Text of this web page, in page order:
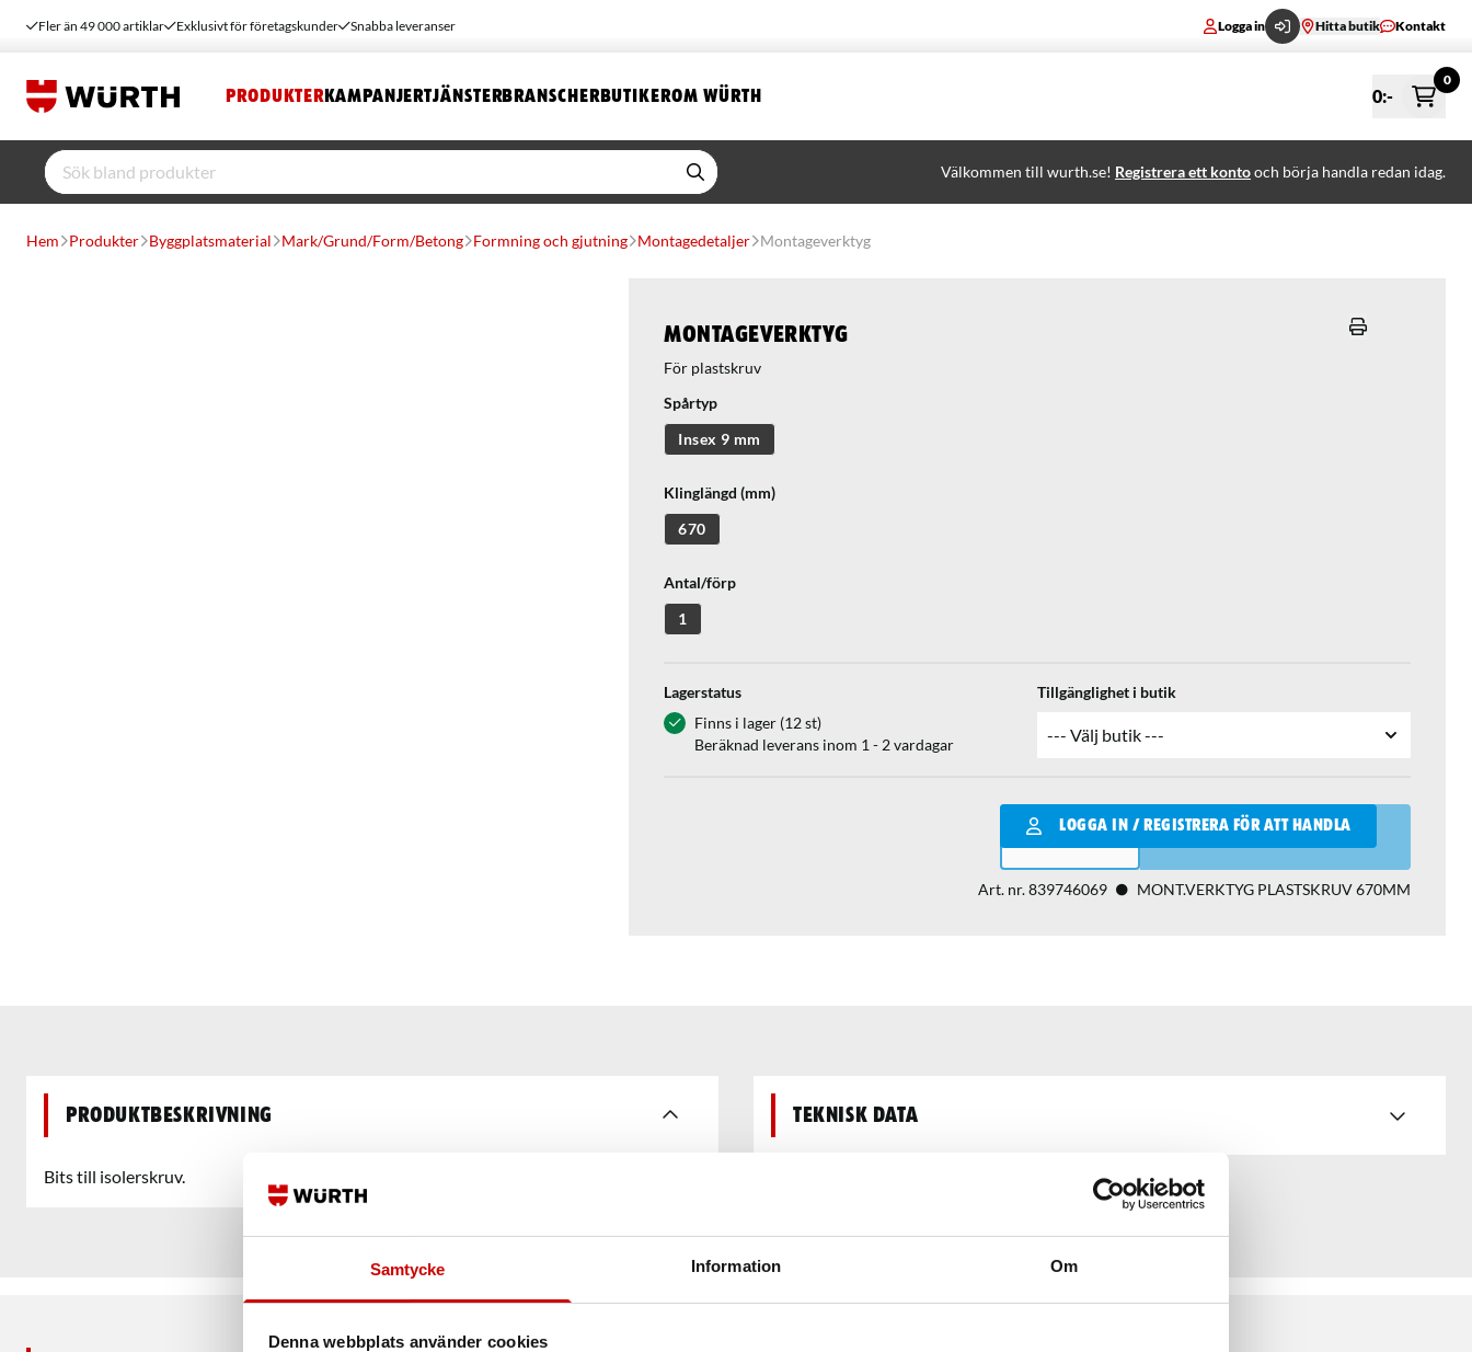
Samtycke Information Om
Denna webbplats använder cookies
Fler än 49 000 artiklar Exklusivt för företagskunder Snabba leveranser Logga in Hitta butik Kontakt
PRODUKTER KAMPANJERTJÄNSTERBRANSCHERBUTIKEROM WÜRTH 0:-
0
Välkommen till wurth.se! Registrera ett kontooch börja handla redan idag.
Hem Produkter Byggplatsmaterial Mark/Grund/Form/Betong Formning och gjutning Montagedetaljer Montageverktyg
Montageverktyg
För plastskruv
Spårtyp
Insex 9 mm
Klinglängd (mm)
670
Antal/förp
1
Lagerstatus
Finns i lager (12 st)
Beräknad leverans inom 1 - 2 vardagar
Tillgänglighet i butik
LOGGA IN / REGISTRERA FÖR ATT HANDLA
Qantity
LÄGG I VARUKORGEN
Art. nr.839746069 MONT.VERKTYG PLASTSKRUV 670MM
Produktbeskrivning
Bits till isolerskruv.
Teknisk data